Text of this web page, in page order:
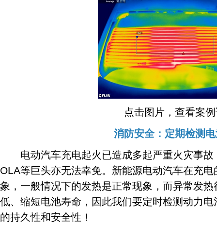
点击图片，查看案例
消防安全：定期检测
电动汽车充电起火已造成多起严重火灾事故
OLA等巨头亦无法幸免。新能源电动汽车在充
象，一般情况下的发热是正常现象，而异常发
低、缩短电池寿命，因此我们要定时检测动力
的持久性和安全性！